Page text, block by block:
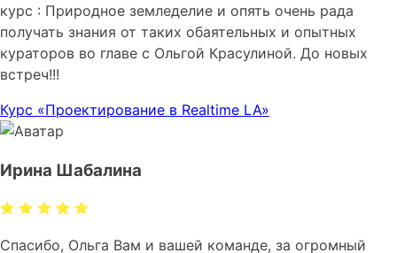
курс : Природное земледелие и опять очень рада
получать знания от таких обаятельных и опытных
кураторов во главе с Ольгой Красулиной. До новых
встреч!!!
Курс «Проектирование в Realtime LA»
Ирина Шабалина
Спасибо, Ольга Вам и вашей команде, за огромный